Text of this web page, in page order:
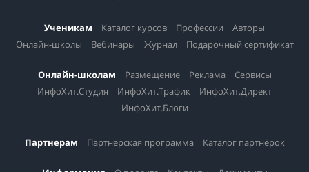
Ученикам Каталог курсов Профессии
Авторы
Онлайн-школы
Вебинары Журнал Подарочный сертификат
Онлайн-школам Размещение Реклама
Сервисы
ИнфоХит.Студия
ИнфоХит.Трафик
ИнфоХит.Директ
ИнфоХит.Блоги
Партнерам Партнерская программа Каталог партнёрок